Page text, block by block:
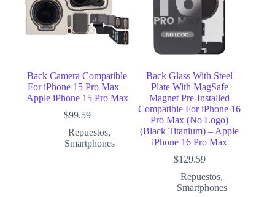
Back Camera Compatible
For iPhone 15 Pro Max –
Apple iPhone 15 Pro Max
$99.59
Repuestos,
Smartphones
Back Glass With Steel
Plate With MagSafe
Magnet Pre-Installed
Compatible For iPhone 16
Pro Max (No Logo)
(Black Titanium) – Apple
iPhone 16 Pro Max
$129.59
Repuestos,
Smartphones